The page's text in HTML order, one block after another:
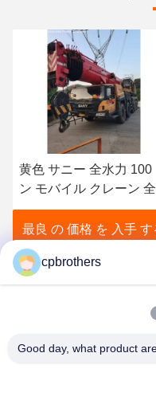
100 ト
全舗
する
建物の必要のた
されたズームリ
ーン全舗装移動
トラック
最良 の 価格 を
cpbrothers
Good day, what product